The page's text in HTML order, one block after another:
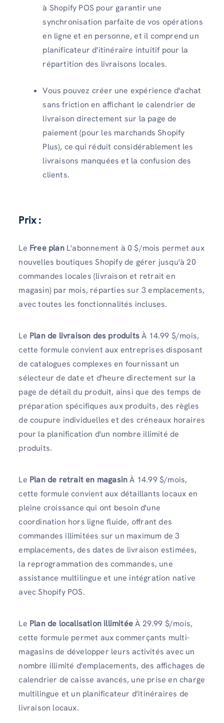
à Shopify POS pour garantir une
synchronisation parfaite de vos opérations
en ligne et en personne, et il comprend un
planificateur d'itinéraire intuitif pour la
répartition des livraisons locales.
Vous pouvez créer une expérience d'achat
sans friction en affichant le calendrier de
livraison directement sur la page de
paiement (pour les marchands Shopify
Plus), ce qui réduit considérablement les
livraisons manquées et la confusion des
clients.
Prix :
Le Free planL'abonnement à 0 $/mois permet aux
nouvelles boutiques Shopify de gérer jusqu'à 20
commandes locales (livraison et retrait en
magasin) par mois, réparties sur 3 emplacements,
avec toutes les fonctionnalités incluses.
Le Plan de livraison des produitsÀ 14.99 $/mois,
cette formule convient aux entreprises disposant
de catalogues complexes en fournissant un
sélecteur de date et d'heure directement sur la
page de détail du produit, ainsi que des temps de
préparation spécifiques aux produits, des règles
de coupure individuelles et des créneaux horaires
pour la planification d'un nombre illimité de
produits.
Le Plan de retrait en magasinÀ 14.99 $/mois,
cette formule convient aux détaillants locaux en
pleine croissance qui ont besoin d'une
coordination hors ligne fluide, offrant des
commandes illimitées sur un maximum de 3
emplacements, des dates de livraison estimées,
la reprogrammation des commandes, une
assistance multilingue et une intégration native
avec Shopify POS.
Le Plan de localisation illimitéeÀ 29.99 $/mois,
cette formule permet aux commerçants multi-
magasins de développer leurs activités avec un
nombre illimité d'emplacements, des affichages de
calendrier de caisse avancés, une prise en charge
multilingue et un planificateur d'itinéraires de
livraison locaux.